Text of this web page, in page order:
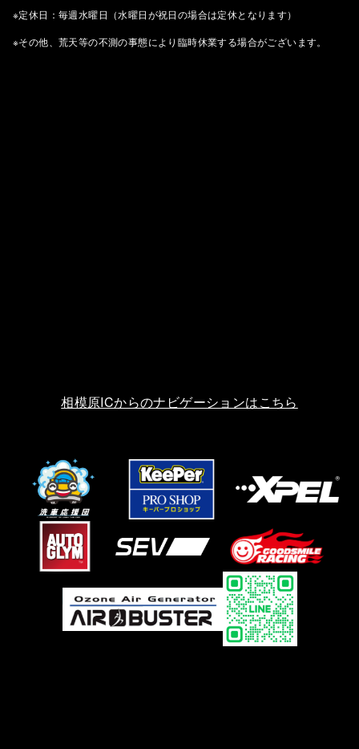
※定休日：毎週水曜日（水曜日が祝日の場合は定休となります）
※その他、荒天等の不測の事態により臨時休業する場合がございます。
相模原ICからのナビゲーションはこちら